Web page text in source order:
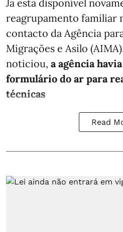
Já está disponível
reagrupamento familiar
contacto da Agência
Migrações e Asilo
noticiou, a agência
formulário do ar para
técnicas
Read